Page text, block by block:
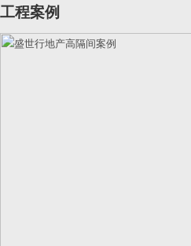
工程案例